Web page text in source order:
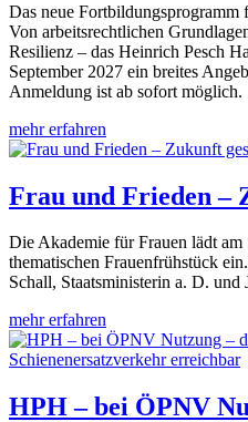
Das neue Fortbildungsprogramm
Von arbeitsrechtlichen
Resilienz – das Heinrich Pesch
September 2027 ein breites
Anmeldung ist ab sofort möglich.
mehr erfahren
Frau und Frieden –
Die Akademie für Frauen lädt
thematischen Frauenfrühstück
Schall, Staatsministerin a. D. und
mehr erfahren
HPH – bei ÖPNV